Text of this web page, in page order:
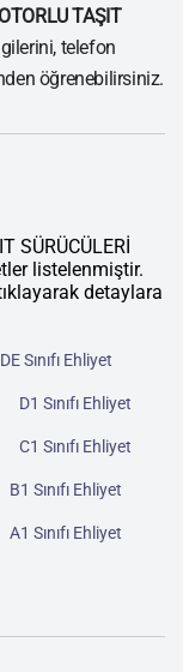
TAŞIT
telefon
öğrenebilirsiniz.
SÜRÜCÜLERİ
listelenmiştir.
detaylara
DE Sınıfı Ehliyet
D1 Sınıfı Ehliyet
C1 Sınıfı Ehliyet
B1 Sınıfı Ehliyet
A1 Sınıfı Ehliyet